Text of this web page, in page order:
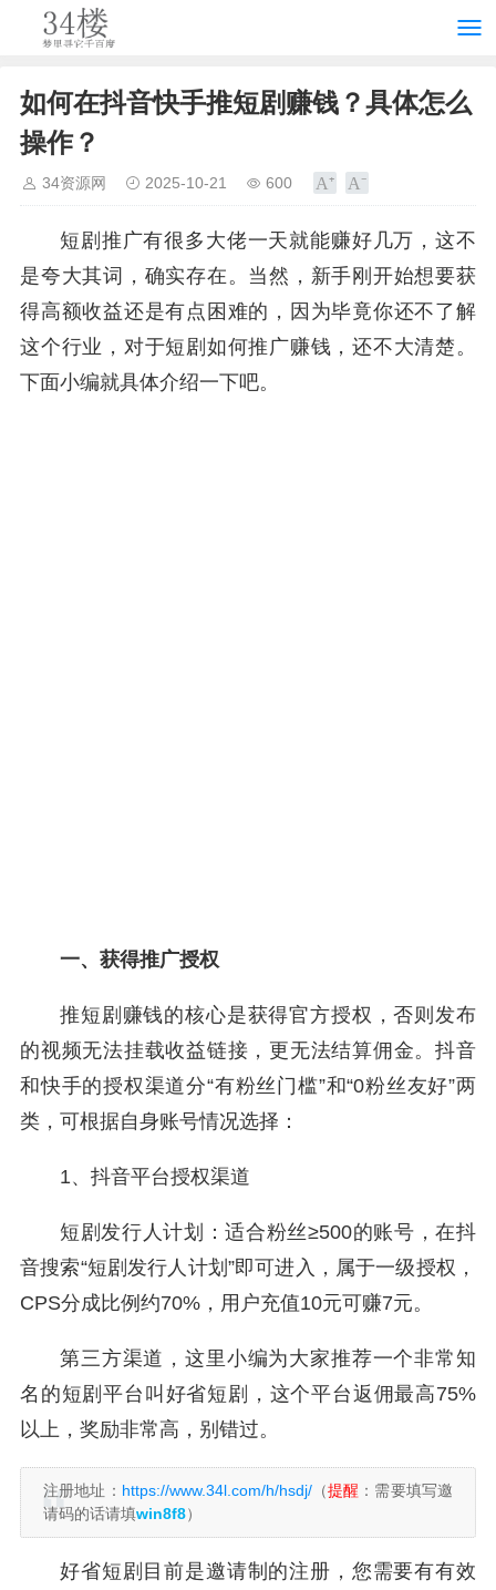
如何在抖音快手推短剧赚钱？具体怎么
操作？
34资源网 2025-10-21 600
短剧推广有很多大佬一天就能赚好几万，这不
是夸大其词，确实存在。当然，新手刚开始想要获
得高额收益还是有点困难的，因为毕竟你还不了解
这个行业，对于短剧如何推广赚钱，还不大清楚。
下面小编就具体介绍一下吧。
一、获得推广授权
推短剧赚钱的核心是获得官方授权，否则发布
的视频无法挂载收益链接，更无法结算佣金。抖音
和快手的授权渠道分“有粉丝门槛”和“0粉丝友好”两
类，可根据自身账号情况选择：
1、抖音平台授权渠道
短剧发行人计划：适合粉丝≥500的账号，在抖
音搜索“短剧发行人计划”即可进入，属于一级授权，
CPS分成比例约70%，用户充值10元可赚7元。
第三方渠道，这里小编为大家推荐一个非常知
名的短剧平台叫好省短剧，这个平台返佣最高75%
以上，奖励非常高，别错过。
注册地址： https://www.34l.com/h/hsdj/（提醒 ：需要填写邀
请码的话请填win8f8）
好省短剧目前是邀请制的注册，您需要有有效